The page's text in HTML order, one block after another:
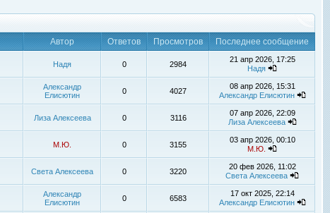
Автор Ответов Просмотров
Последнее сообщение
Надя 0 2984
21 апр 2026, 17:25
Надя
Александр
Елисютин
0 4027
08 апр 2026, 15:31
Александр Елисютин
Лиза Алексеева 0 3116
07 апр 2026, 22:09
Лиза Алексеева
М.Ю. 0 3155
03 апр 2026, 00:10
М.Ю.
Света Алексеева 0 3220
20 фев 2026, 11:02
Света Алексеева
Александр
Елисютин
0 6583
17 окт 2025, 22:14
Александр Елисютин